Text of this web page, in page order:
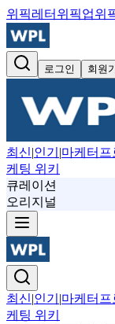
위픽레터 위픽업위
로그인 회원
최신|인기 |마케터프
케팅 위키
큐레이션
오리지널
최신|인기 |마케터프
케팅 위키